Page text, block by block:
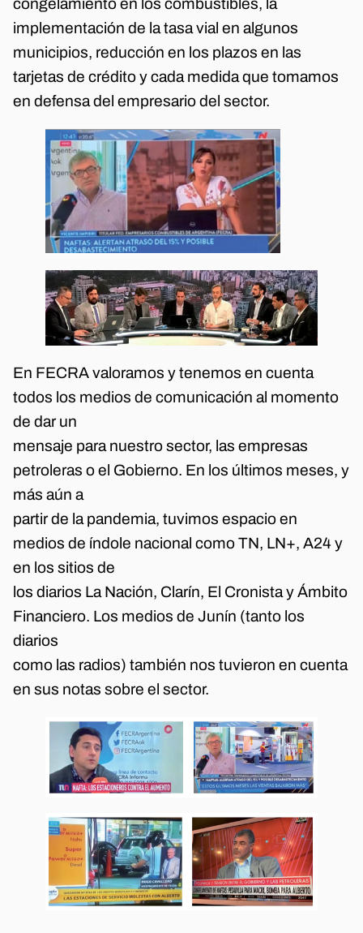
congelamiento en los combustibles, la
implementación de la tasa vial en algunos
municipios, reducción en los plazos en las
tarjetas de crédito y cada medida que tomamos
en defensa del empresario del sector.
En FECRA valoramos y tenemos en cuenta
todos los medios de comunicación al momento
de dar un
mensaje para nuestro sector, las empresas
petroleras o el Gobierno. En los últimos meses, y
más aún a
partir de la pandemia, tuvimos espacio en
medios de índole nacional como TN, LN+, A24 y
en los sitios de
los diarios La Nación, Clarín, El Cronista y Ámbito
Financiero. Los medios de Junín (tanto los
diarios
como las radios) también nos tuvieron en cuenta
en sus notas sobre el sector.